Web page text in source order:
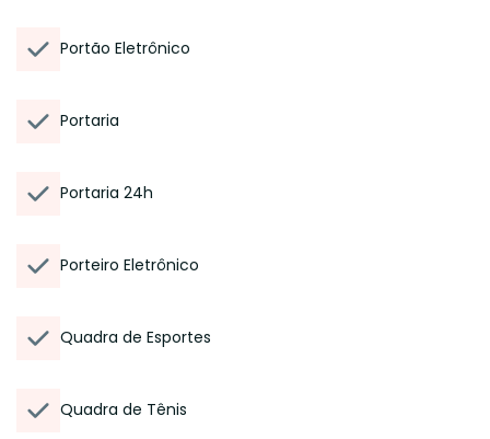
Portão Eletrônico
Portaria
Portaria 24h
Porteiro Eletrônico
Quadra de Esportes
Quadra de Tênis